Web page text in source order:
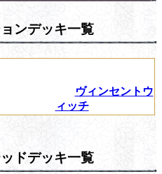
ンデッキ一覧
ヴィンセントウ
ィッチ
ドデッキ一覧